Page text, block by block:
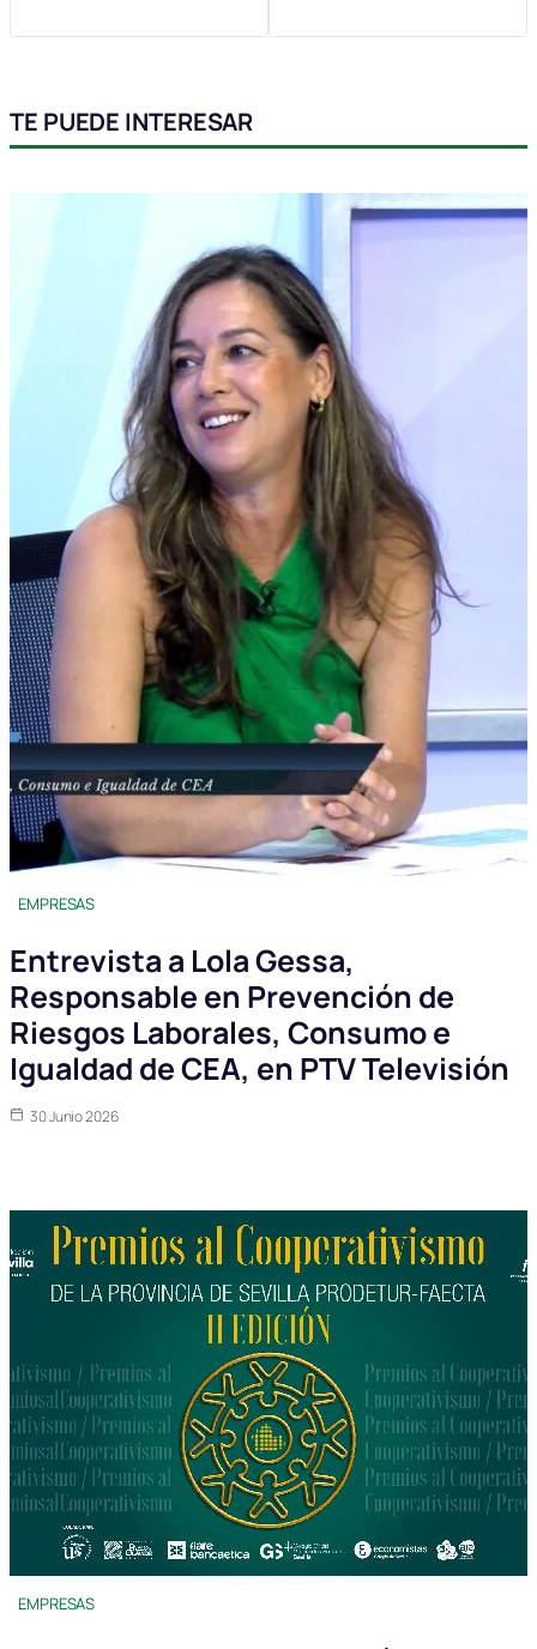
TE PUEDE INTERESAR
EMPRESAS
Entrevista a Lola Gessa,
Responsable en Prevención de
Riesgos Laborales, Consumo e
Igualdad de CEA, en PTV Televisión
30 Junio 2026
EMPRESAS